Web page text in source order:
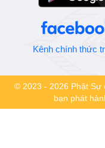
Kênh chính thức
© 2023 - 2026 Phật Sự
bạn phát